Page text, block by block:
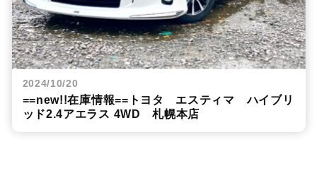
2024/10/20
==new!!在庫情報==トヨタ エスティマ ハイブリ
ッド2.4アエラス 4WD 札幌本店